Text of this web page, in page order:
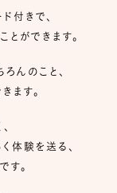
付きで、
ができます。
んのこと、
ます。
体験を送る、
す。